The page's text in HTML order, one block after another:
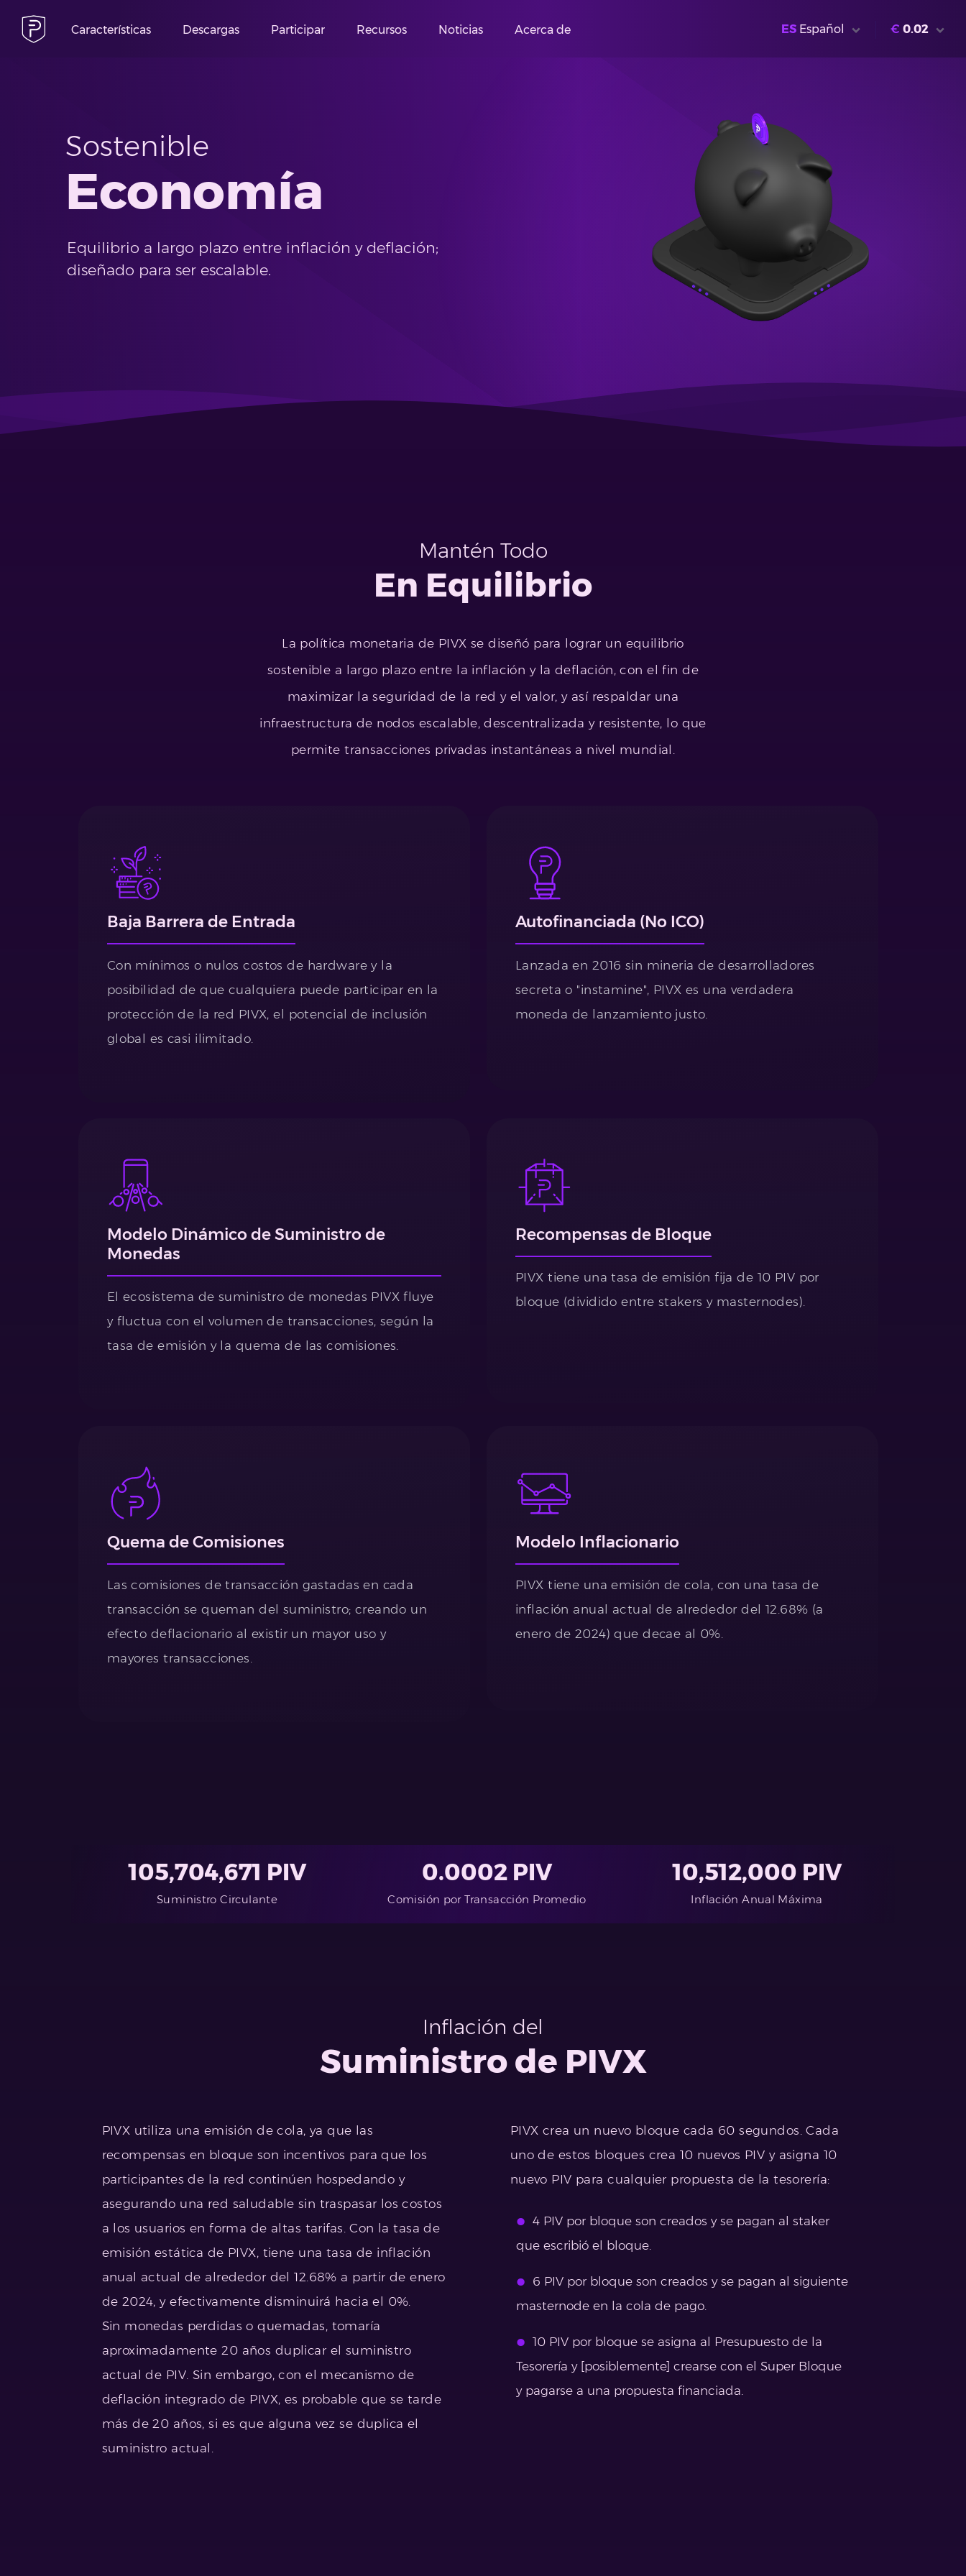
Características Descargas Participar Recursos Noticias Acerca de ES Español € 0.02
Sostenible
Economía
Equilibrio a largo plazo entre inflación y deflación;
diseñado para ser escalable.
Mantén Todo
En Equilibrio
La política monetaria de PIVX se diseñó para lograr un equilibrio
sostenible a largo plazo entre la inflación y la deflación, con el fin de
maximizar la seguridad de la red y el valor, y así respaldar una
infraestructura de nodos escalable, descentralizada y resistente, lo que
permite transacciones privadas instantáneas a nivel mundial.
Baja Barrera de Entrada
Con mínimos o nulos costos de hardware y la
posibilidad de que cualquiera puede participar en la
protección de la red PIVX, el potencial de inclusión
global es casi ilimitado.
Autofinanciada (No ICO)
Lanzada en 2016 sin mineria de desarrolladores
secreta o "instamine", PIVX es una verdadera
moneda de lanzamiento justo.
Modelo Dinámico de Suministro de
Monedas
El ecosistema de suministro de monedas PIVX fluye
y fluctua con el volumen de transacciones, según la
tasa de emisión y la quema de las comisiones.
Recompensas de Bloque
PIVX tiene una tasa de emisión fija de 10 PIV por
bloque (dividido entre stakers y masternodes).
Quema de Comisiones
Las comisiones de transacción gastadas en cada
transacción se queman del suministro; creando un
efecto deflacionario al existir un mayor uso y
mayores transacciones.
Modelo Inflacionario
PIVX tiene una emisión de cola, con una tasa de
inflación anual actual de alrededor del 12.68% (a
enero de 2024) que decae al 0%.
105,704,671 PIV
Suministro Circulante
0.0002 PIV
Comisión por Transacción Promedio
10,512,000 PIV
Inflación Anual Máxima
Inflación del
Suministro de PIVX
PIVX utiliza una emisión de cola, ya que las
recompensas en bloque son incentivos para que los
participantes de la red continúen hospedando y
asegurando una red saludable sin traspasar los costos
a los usuarios en forma de altas tarifas. Con la tasa de
emisión estática de PIVX, tiene una tasa de inflación
anual actual de alrededor del 12.68% a partir de enero
de 2024, y efectivamente disminuirá hacia el 0%.
Sin monedas perdidas o quemadas, tomaría
aproximadamente 20 años duplicar el suministro
actual de PIV. Sin embargo, con el mecanismo de
deflación integrado de PIVX, es probable que se tarde
más de 20 años, si es que alguna vez se duplica el
suministro actual.
PIVX crea un nuevo bloque cada 60 segundos. Cada
uno de estos bloques crea 10 nuevos PIV y asigna 10
nuevo PIV para cualquier propuesta de la tesorería:
4 PIV por bloque son creados y se pagan al staker
que escribió el bloque.
6 PIV por bloque son creados y se pagan al siguiente
masternode en la cola de pago.
10 PIV por bloque se asigna al Presupuesto de la
Tesorería y [posiblemente] crearse con el Super Bloque
y pagarse a una propuesta financiada.